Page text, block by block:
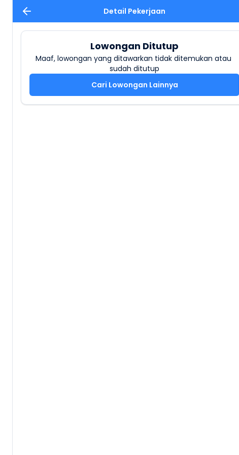
Detail Pekerjaan
Lowongan Ditutup
Maaf, lowongan yang ditawarkan tidak ditemukan atau
sudah ditutup
Cari Lowongan Lainnya